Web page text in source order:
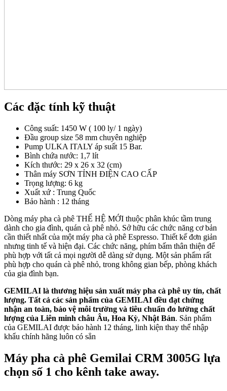
Các đặc tính kỹ thuật
Công suất: 1450 W ( 100 ly/ 1 ngày)
Đầu group size 58 mm chuyên nghiệp
Pump ULKA ITALY áp suất 15 Bar.
Bình chứa nước: 1,7 lít
Kích thước: 29 x 26 x 32 (cm)
Thân máy SƠN TỈNH ĐIỆN CAO CẤP
Trọng lượng: 6 kg
Xuất xứ : Trung Quốc
Bảo hành : 12 tháng
Dòng máy pha cà phê THẾ HỆ MỚI thuộc phân khúc tầm trung
dành cho gia đình, quán cà phê nhỏ. Sở hữu các chức năng cơ bản
cần thiết nhất của một máy pha cà phê Espresso. Thiết kế đơn giản
nhưng tinh tế và hiện đại. Các chức năng, phím bấm thân thiện để
phù hợp với tất cả mọi người dễ dàng sử dụng. Một sản phẩm rất
phù hợp cho quán cà phê nhỏ, trong không gian bếp, phòng khách
của gia đình bạn.
GEMILAI là thương hiệu sản xuất máy pha cà phê uy tín, chất
lượng. Tất cả các sản phẩm của GEMILAI đều đạt chứng
nhận an toàn, bảo vệ môi trường và tiêu chuẩn đo lường chất
lượng của Liên minh châu Âu, Hoa Kỳ, Nhật Bản. Sản phẩm
của GEMILAI được bảo hành 12 tháng, linh kiện thay thế nhập
khẩu chính hãng luôn có sẳn
Máy pha cà phê Gemilai CRM 3005G lựa
chọn số 1 cho kênh take away.